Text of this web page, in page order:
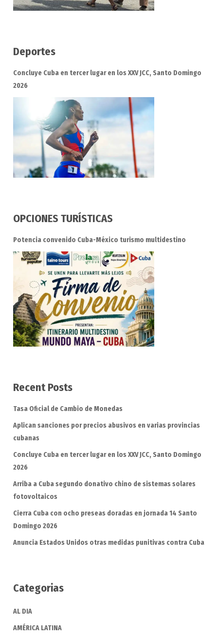
Deportes
Concluye Cuba en tercer lugar en los XXV JCC, Santo Domingo
2026
OPCIONES TURÍSTICAS
Potencia convenido Cuba-México turismo multidestino
Recent Posts
Tasa Oficial de Cambio de Monedas
Aplican sanciones por precios abusivos en varias provincias
cubanas
Concluye Cuba en tercer lugar en los XXV JCC, Santo Domingo
2026
Arriba a Cuba segundo donativo chino de sistemas solares
fotovoltaicos
Cierra Cuba con ocho preseas doradas en jornada 14 Santo
Domingo 2026
Anuncia Estados Unidos otras medidas punitivas contra Cuba
Categorias
AL DIA
AMÉRICA LATINA